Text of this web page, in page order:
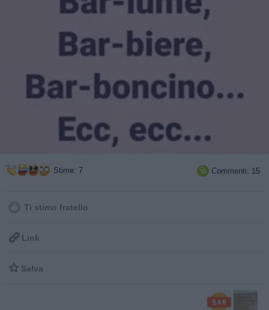
Stime: 7  Commenti: 15
Ti stimo fratello
 Link
 Salva